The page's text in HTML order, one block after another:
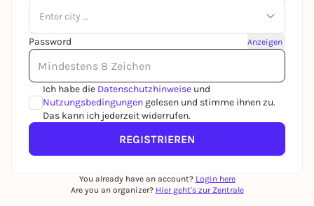
Enter city …
Password Anzeigen
Ich habe die Datenschutzhinweise und
Nutzungsbedingungen gelesen und stimme ihnen zu.
Das kann ich jederzeit widerrufen.
REGISTRIEREN
You already have an account? Login here
Are you an organizer? Hier geht's zur Zentrale